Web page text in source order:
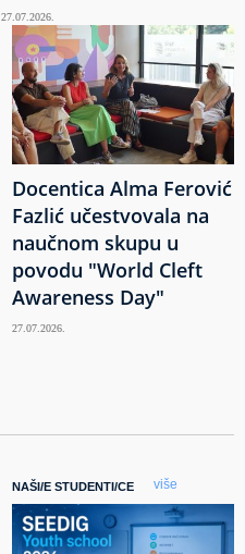
27.07.2026.
Docentica Alma Ferović
Fazlić učestvovala na
naučnom skupu u
povodu "World Cleft
Awareness Day"
27.07.2026.
NAŠI/E STUDENTI/CE više